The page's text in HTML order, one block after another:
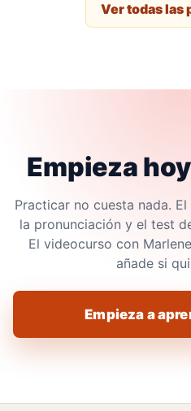
Ver todas las
Empieza
Practicar no cuesta nada.
la pronunciación y el test
El videocurso con
añade si
Empieza a